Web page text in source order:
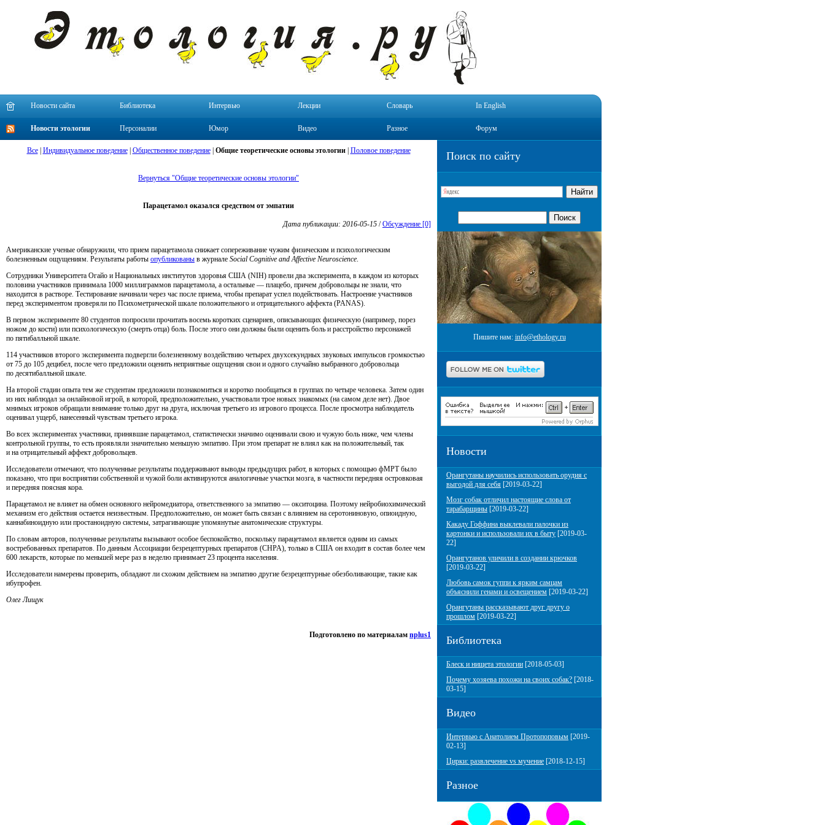
Новости сайта Библиотека Интервью Лекции Словарь In English
Новости этологии Персоналии Юмор Видео Разное Форум
Поиск по сайту
Пишите нам: info@ethology.ru
Новости
Орангутаны научились использовать орудия с
выгодой для себя [2019-03-22]
Мозг собак отличил настоящие слова от
тарабарщины [2019-03-22]
Какаду Гоффина выклевали палочки из
картонки и использовали их в быту [2019-03-
22]
Орангутанов уличили в создании крючков
[2019-03-22]
Любовь самок гуппи к ярким самцам
объяснили генами и освещением [2019-03-22]
Орангутаны рассказывают друг другу о
прошлом [2019-03-22]
Библиотека
Блеск и нищета этологии [2018-05-03]
Почему хозяева похожи на своих собак? [2018-
03-15]
Видео
Интервью с Анатолием Протопоповым [2019-
02-13]
Цирки: развлечение vs мучение [2018-12-15]
Разное
Все| Индивидуальное поведение| Общественное поведение| Общие теоретические основы этологии| Половое поведение
Вернуться "Общие теоретические основы этологии"
Парацетамол оказался средством от эмпатии
Дата публикации: 2016-05-15 /Обсуждение [0]
Американские ученые обнаружили, что прием парацетамола снижает сопереживание чужим физическим и психологическим
болезненным ощущениям. Результаты работы опубликованы в журнале Social Cognitive and Affective Neuroscience.
Сотрудники Университета Огайо и Национальных институтов здоровья США (NIH) провели два эксперимента, в каждом из которых
половина участников принимала 1000 миллиграммов парацетамола, а остальные — плацебо, причем добровольцы не знали, что
находится в растворе. Тестирование начинали через час после приема, чтобы препарат успел подействовать. Настроение участников
перед экспериментом проверяли по Психометрической шкале положительного и отрицательного аффекта (PANAS).
В первом эксперименте 80 студентов попросили прочитать восемь коротких сценариев, описывающих физическую (например, порез
ножом до кости) или психологическую (смерть отца) боль. После этого они должны были оценить боль и расстройство персонажей
по пятибалльной шкале.
114 участников второго эксперимента подвергли болезненному воздействию четырех двухсекундных звуковых импульсов громкостью
от 75 до 105 децибел, после чего предложили оценить неприятные ощущения свои и одного случайно выбранного добровольца
по десятибалльной шкале.
На второй стадии опыта тем же студентам предложили познакомиться и коротко пообщаться в группах по четыре человека. Затем один
из них наблюдал за онлайновой игрой, в которой, предположительно, участвовали трое новых знакомых (на самом деле нет). Двое
мнимых игроков обращали внимание только друг на друга, исключая третьего из игрового процесса. После просмотра наблюдатель
оценивал ущерб, нанесенный чувствам третьего игрока.
Во всех экспериментах участники, принявшие парацетамол, статистически значимо оценивали свою и чужую боль ниже, чем члены
контрольной группы, то есть проявляли значительно меньшую эмпатию. При этом препарат не влиял как на положительный, так
и на отрицательный аффект добровольцев.
Исследователи отмечают, что полученные результаты поддерживают выводы предыдущих работ, в которых с помощью фМРТ было
показано, что при восприятии собственной и чужой боли активируются аналогичные участки мозга, в частности передняя островковая
и передняя поясная кора.
Парацетамол не влияет на обмен основного нейромедиатора, ответственного за эмпатию — окситоцина. Поэтому нейробиохимический
механизм его действия остается неизвестным. Предположительно, он может быть связан с влиянием на серотониновую, опиоидную,
каннабиноидную или простаноидную системы, затрагивающие упомянутые анатомические структуры.
По словам авторов, полученные результаты вызывают особое беспокойство, поскольку парацетамол является одним из самых
востребованных препаратов. По данным Ассоциации безрецептурных препаратов (CHPA), только в США он входит в состав более чем
600 лекарств, которые по меньшей мере раз в неделю принимает 23 процента населения.
Исследователи намерены проверить, обладают ли схожим действием на эмпатию другие безрецептурные обезболивающие, такие как
ибупрофен.
Олег Лищук
Подготовлено по материалам nplus1